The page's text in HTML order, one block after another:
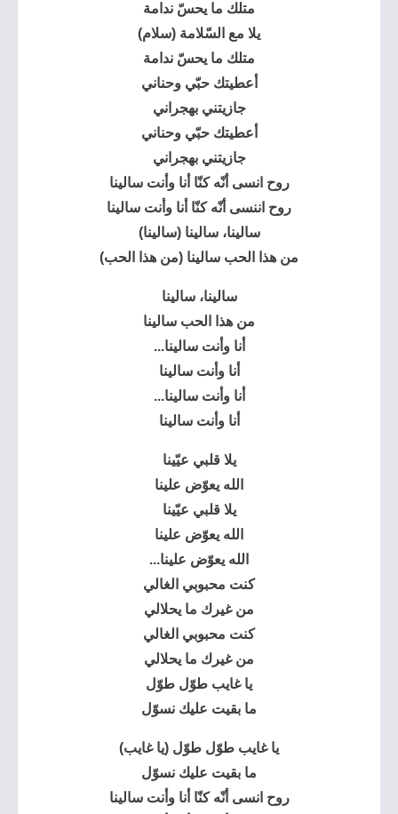
متلك ما يحسّ ندامة
يلا مع السّلامة (سلام)
متلك ما يحسّ ندامة
أعطيتك حبّي وحناني
جازيتني بهجراني
أعطيتك حبّي وحناني
جازيتني بهجراني
روح انسى أنّه كنّا أنا وأنت سالينا
روح اننسى أنّه كنّا أنا وأنت سالينا
سالينا، سالينا (سالينا)
من هذا الحب سالينا (من هذا الحب)
سالينا، سالينا
من هذا الحب سالينا
أنا وأنت سالينا...
أنا وأنت سالينا
أنا وأنت سالينا...
أنا وأنت سالينا
يلا قلبي عيّينا
الله يعوّض علينا
يلا قلبي عيّينا
الله يعوّض علينا
الله يعوّض علينا...
كنت محبوبي الغالي
من غيرك ما يحلالي
كنت محبوبي الغالي
من غيرك ما يحلالي
يا غايب طوّل طوّل
ما بقيت عليك نسوّل
يا غايب طوّل طوّل (يا غايب)
ما بقيت عليك نسوّل
روح انسى أنّه كنّا أنا وأنت سالينا